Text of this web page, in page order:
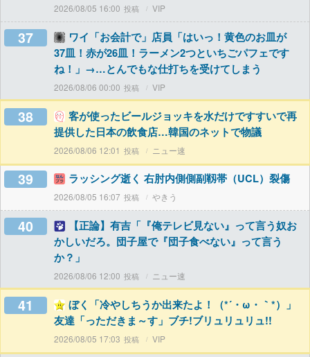
2026/08/05 16:00 VIP
37
ワイ「お会計で」店員「はいっ！黄色のお皿が
37皿！赤が26皿！ラーメン2つといちごパフェです
ね！」→…とんでもな仕打ちを受けてしまう
2026/08/06 00:00 VIP
38
客が使ったビールジョッキを水だけですすいで再
提供した日本の飲食店…韓国のネットで物議
2026/08/06 12:01 ニュー速
39 ラッシング逝く 右肘内側側副靱帯（UCL）裂傷
2026/08/05 16:07 やきう
40
【正論】有吉「『俺テレビ見ない』って言う奴お
かしいだろ。団子屋で『団子食べない』って言う
か？」
2026/08/06 12:00 ニュー速
41
ぼく「冷やしちうか出来たよ！（*´・ω・｀*）」
友達「っただきま～す」ブチ!ブリュリュリュ!!
2026/08/05 17:03 VIP